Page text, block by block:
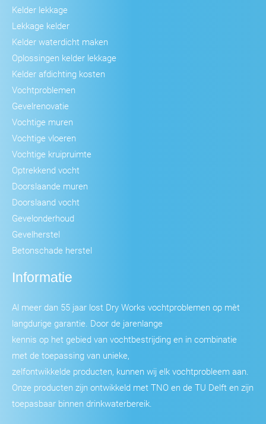
Kelder lekkage
Lekkage kelder
Kelder waterdicht maken
Oplossingen kelder lekkage
Kelder afdichting kosten
Vochtproblemen
Gevelrenovatie
Vochtige muren
Vochtige vloeren
Vochtige kruipruimte
Optrekkend vocht
Doorslaande muren
Doorslaand vocht
Gevelonderhoud
Gevelherstel
Betonschade herstel
Informatie
Al meer dan 55 jaar lost Dry Works vochtproblemen op mèt
langdurige garantie. Door de jarenlange
kennis op het gebied van vochtbestrijding en in combinatie
met de toepassing van unieke,
zelfontwikkelde producten, kunnen wij elk vochtprobleem aan.
Onze producten zijn ontwikkeld met TNO en de TU Delft en zijn
toepasbaar binnen drinkwaterbereik.